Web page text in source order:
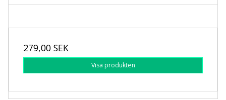
279,00 SEK
Visa produkten